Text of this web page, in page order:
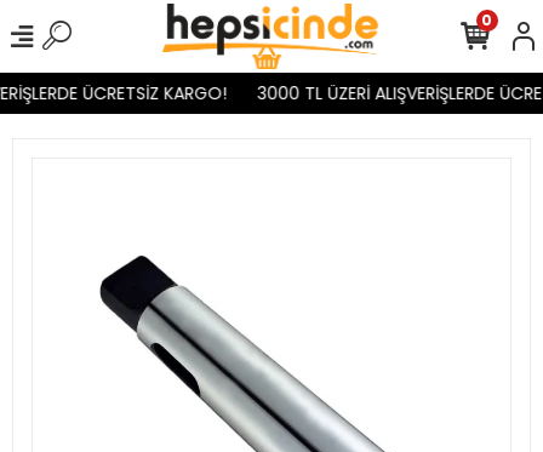
ÜCRETSİZ KARGO! 3000 TL ÜZERİ ALIŞVERİŞLERDE
0